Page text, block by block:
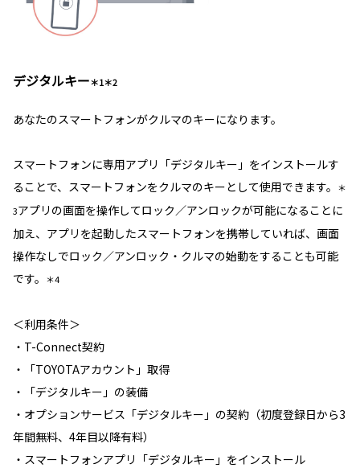
デジタルキー＊1＊2
あなたのスマートフォンがクルマのキーになります。
スマートフォンに専用アプリ「デジタルキー」をインストールす
ることで、スマートフォンをクルマのキーとして使用できます。
＊
3アプリの画面を操作してロック／アンロックが可能になることに
加え、アプリを起動したスマートフォンを携帯していれば、画面
操作なしでロック／アンロック・クルマの始動をすることも可能
です。
＊4
＜利用条件＞
・T-Connect契約
・「TOYOTAアカウント」取得
・「デジタルキー」の装備
・オプションサービス「デジタルキー」の契約（初度登録日から3
年間無料、4年目以降有料）
・スマートフォンアプリ「デジタルキー」をインストール